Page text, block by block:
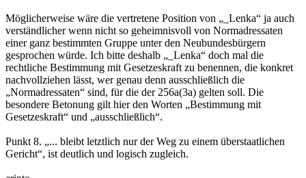
Möglicherweise wäre die vertretene Position von „_Lenka“ ja auch
verständlicher wenn nicht so geheimnisvoll von Normadressaten
einer ganz bestimmten Gruppe unter den Neubundesbürgern
gesprochen würde. Ich bitte deshalb „_Lenka“ doch mal die
rechtliche Bestimmung mit Gesetzeskraft zu benennen, die konkret
nachvollziehen lässt, wer genau denn ausschließlich die
„Normadressaten“ sind, für die der 256a(3a) gelten soll. Die
besondere Betonung gilt hier den Worten „Bestimmung mit
Gesetzeskraft“ und „ausschließlich“.
Punkt 8. „... bleibt letztlich nur der Weg zu einem überstaatlichen
Gericht“, ist deutlich und logisch zugleich.